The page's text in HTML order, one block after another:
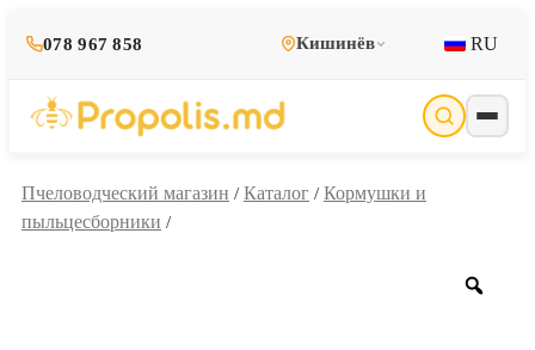
078 967 858 Кишинёв RU
Пчеловодческий магазин / Каталог / Кормушки и
пыльцесборники /